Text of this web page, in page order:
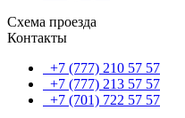
Схема проезда
Контакты
+7 (777) 210 57 57
+7 (777) 213 57 57
+7 (701) 722 57 57